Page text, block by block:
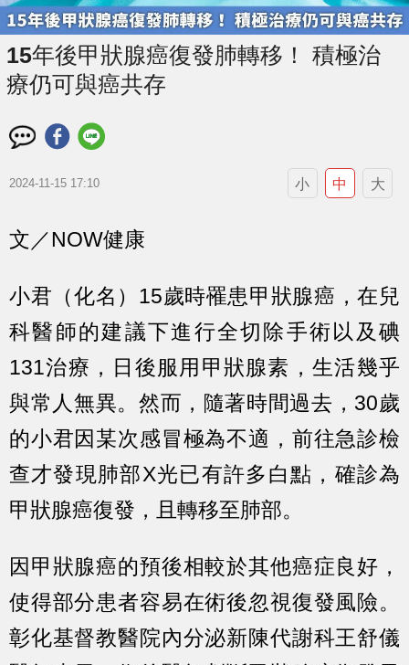
15年後甲狀腺癌復發肺轉移！ 積極治
療仍可與癌共存
2024-11-15 17:10 小 中 大
文／NOW健康
小君（化名）15歲時罹患甲狀腺癌，在兒
科醫師的建議下進行全切除手術以及碘
131治療，日後服用甲狀腺素，生活幾乎
與常人無異。然而，隨著時間過去，30歲
的小君因某次感冒極為不適，前往急診檢
查才發現肺部X光已有許多白點，確診為
甲狀腺癌復發，且轉移至肺部。
因甲狀腺癌的預後相較於其他癌症良好，
使得部分患者容易在術後忽視復發風險。
彰化基督教醫院內分泌新陳代謝科王舒儀